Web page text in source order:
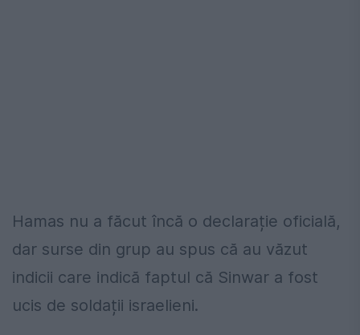
Hamas nu a făcut încă o declarație oficială,
dar surse din grup au spus că au văzut
indicii care indică faptul că Sinwar a fost
ucis de soldații israelieni.